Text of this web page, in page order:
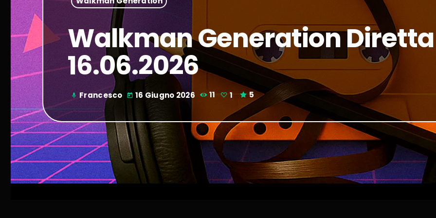
Walkman Generation
16.06.2026
mic Francesco today 16 Giugno 2026 11 1 5